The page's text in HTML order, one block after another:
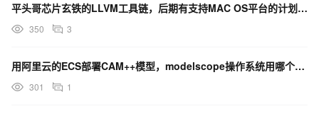
平头哥芯片玄铁的LLVM工具链，后期有支持MAC OS平台的计划吗？
350 3
用阿里云的ECS部署CAM++模型，modelscope操作系统用哪个镜像好？
301 1